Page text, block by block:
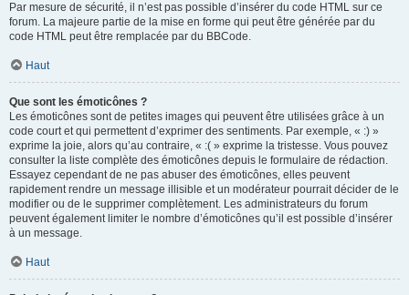
Par mesure de sécurité, il n’est pas possible d’insérer du code HTML sur ce
forum. La majeure partie de la mise en forme qui peut être générée par du
code HTML peut être remplacée par du BBCode.
Haut
Que sont les émoticônes ?
Les émoticônes sont de petites images qui peuvent être utilisées grâce à un
code court et qui permettent d’exprimer des sentiments. Par exemple, « :) »
exprime la joie, alors qu’au contraire, « :( » exprime la tristesse. Vous pouvez
consulter la liste complète des émoticônes depuis le formulaire de rédaction.
Essayez cependant de ne pas abuser des émoticônes, elles peuvent
rapidement rendre un message illisible et un modérateur pourrait décider de le
modifier ou de le supprimer complètement. Les administrateurs du forum
peuvent également limiter le nombre d’émoticônes qu’il est possible d’insérer
à un message.
Haut